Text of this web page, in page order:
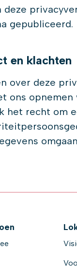
deze
gepubliceerd.
en klachten
over deze
ons
het recht om